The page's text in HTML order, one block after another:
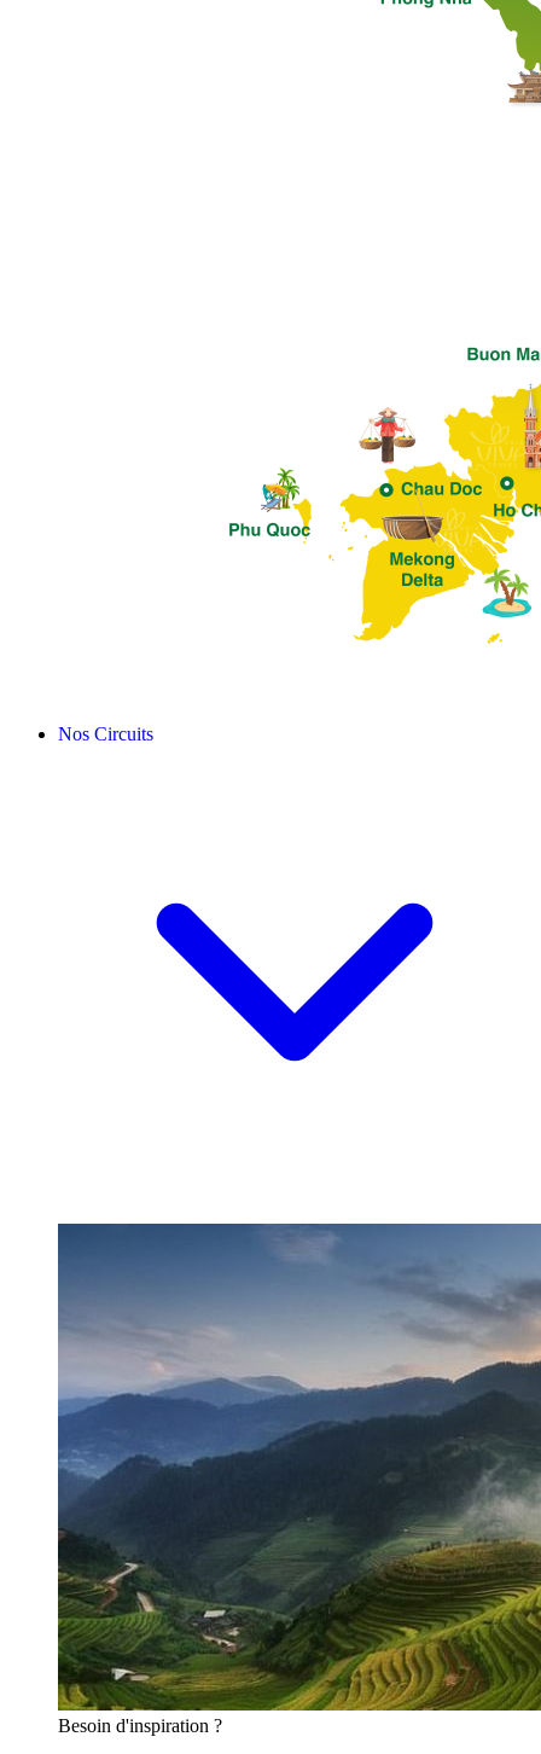
Nos Circuits
Besoin d'inspiration ?